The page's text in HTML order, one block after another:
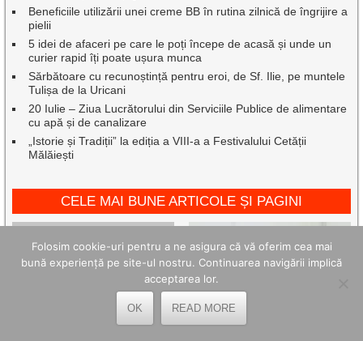
Beneficiile utilizării unei creme BB în rutina zilnică de îngrijire a
pielii
5 idei de afaceri pe care le poți începe de acasă și unde un
curier rapid îți poate ușura munca
Sărbătoare cu recunoștință pentru eroi, de Sf. Ilie, pe muntele
Tulișa de la Uricani
20 Iulie – Ziua Lucrătorului din Serviciile Publice de alimentare
cu apă și de canalizare
„Istorie și Tradiții” la ediția a VIII-a a Festivalului Cetății
Mălăiești
CELE MAI BUNE ARTICOLE ȘI PAGINI
Folosim cookie-uri pentru a ne asigura că vă oferim cea mai
bună experiență pe site-ul nostru. Continuarea navigării implică
acceptarea lor.
OK READ MORE